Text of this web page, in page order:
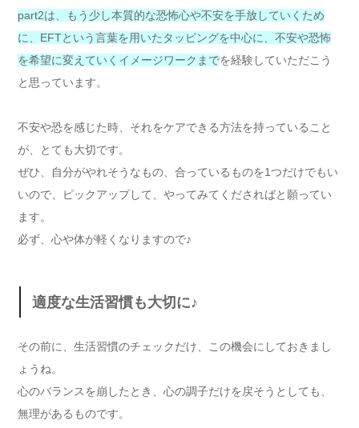
part2は、もう少し本質的な恐怖心や不安を手放していくため
に、EFTという言葉を用いたタッピングを中心に、不安や恐怖
を希望に変えていくイメージワークまでを経験していただこう
と思っています。
不安や恐を感じた時、それをケアできる方法を持っていること
が、とても大切です。
ぜひ、自分がやれそうなもの、合っているものを1つだけでもい
いので、ピックアップして、やってみてくださればと願ってい
ます。
必ず、心や体が軽くなりますので♪
適度な生活習慣も大切に♪
その前に、生活習慣のチェックだけ、この機会にしておきまし
ょうね。
心のバランスを崩したとき、心の調子だけを戻そうとしても、
無理があるものです。